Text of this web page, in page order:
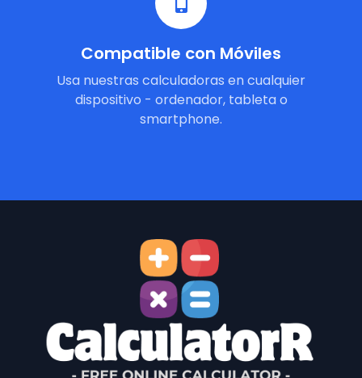
Compatible con Móviles
Usa nuestras calculadoras en cualquier
dispositivo - ordenador, tableta o
smartphone.